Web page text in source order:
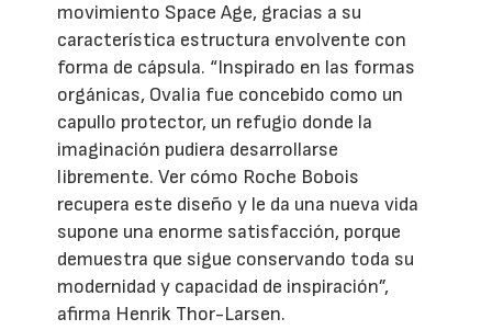
movimiento Space Age, gracias a su
característica estructura envolvente con
forma de cápsula. “Inspirado en las formas
orgánicas, Ovalia fue concebido como un
capullo protector, un refugio donde la
imaginación pudiera desarrollarse
libremente. Ver cómo Roche Bobois
recupera este diseño y le da una nueva vida
supone una enorme satisfacción, porque
demuestra que sigue conservando toda su
modernidad y capacidad de inspiración”,
afirma Henrik Thor-Larsen.